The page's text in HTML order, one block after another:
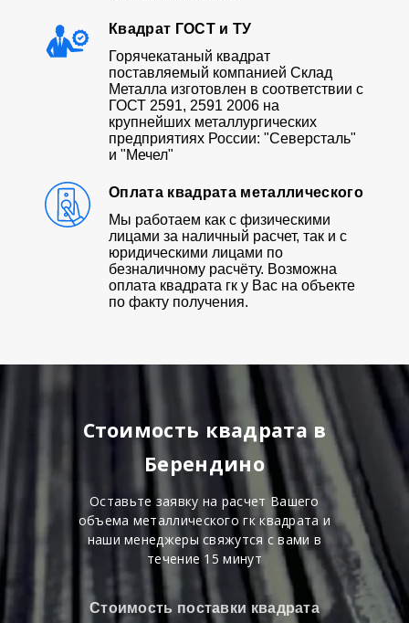
Квадрат ГОСТ и ТУ
Горячекатаный квадрат
поставляемый компанией Склад
Металла изготовлен в соответствии с
ГОСТ 2591, 2591 2006 на
крупнейших металлургических
предприятиях России: "Северсталь"
и "Мечел"
Оплата квадрата металлического
Мы работаем как с физическими
лицами за наличный расчет, так и с
юридическими лицами по
безналичному расчёту. Возможна
оплата квадрата гк у Вас на объекте
по факту получения.
Стоимость квадрата в
Берендино
Оставьте заявку на расчет Вашего
объема металлического гк квадрата и
наши менеджеры свяжутся с вами в
течение 15 минут
Стоимость поставки квадрата